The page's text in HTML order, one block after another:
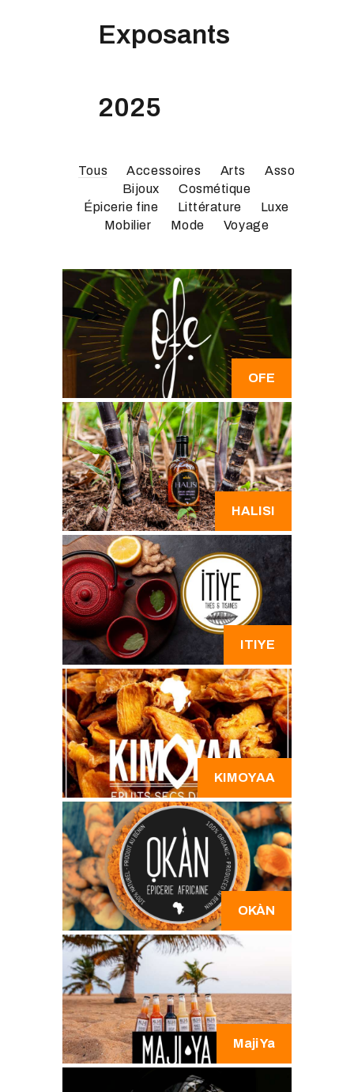
Exposants
2025
Tous Accessoires Arts
Asso
Bijoux
Cosmétique
Épicerie fine
Littérature
Luxe
Mobilier
Mode Voyage
OFE
HALISI
ITIYE
KIMOYAA
OKÀN
Maji Ya